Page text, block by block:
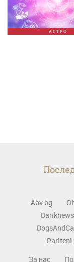
АСТРО
Abv.bg
За нас